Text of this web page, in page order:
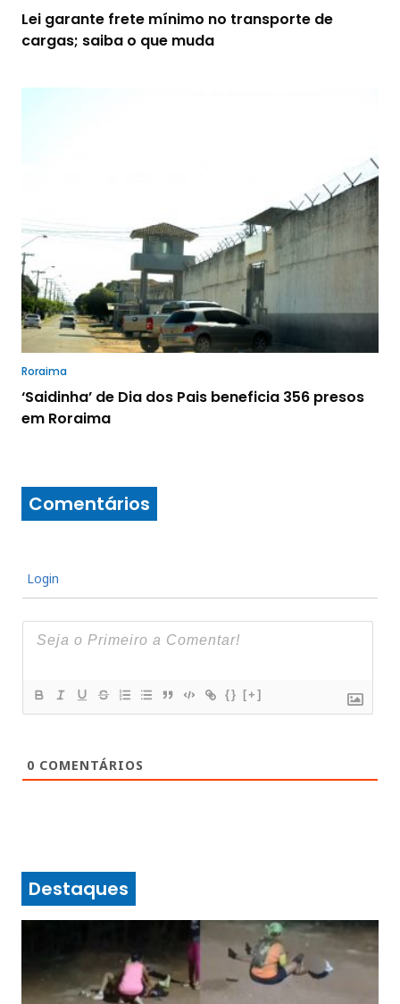
Lei garante frete mínimo no transporte de
cargas; saiba o que muda
Roraima
‘Saidinha’ de Dia dos Pais beneficia 356 presos
em Roraima
Comentários
Login
{} [+]
0 COMENTÁRIOS
Destaques